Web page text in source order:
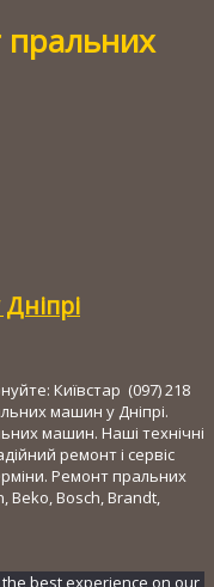
пральних
Київстар (097) 218
машин у Дніпрі.
машин. Наші технічні
ремонт і сервіс
Ремонт пральних
Beko, Bosch, Brandt,
best experience on our